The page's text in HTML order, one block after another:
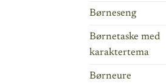
Børneseng
Børnetaske med
karaktertema
Børneure